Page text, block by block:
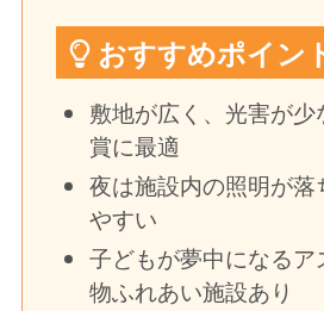
おすすめポイン
敷地が広く、光害が
賞に最適
夜は施設内の照明が
やすい
子どもが夢中になる
物ふれあい施設あり